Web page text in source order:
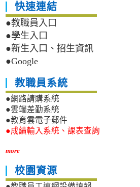
快速連結
●教職員入口
●學生入口
●新生入口、招生資訊
●Google
教職員系統
●網路請購系統
●雲端差勤系統
●教育雲電子郵件
●成績輸入系統、課表查詢
more
校園資源